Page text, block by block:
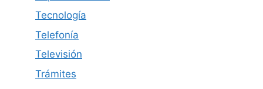
Tecnología
Telefonía
Televisión
Trámites